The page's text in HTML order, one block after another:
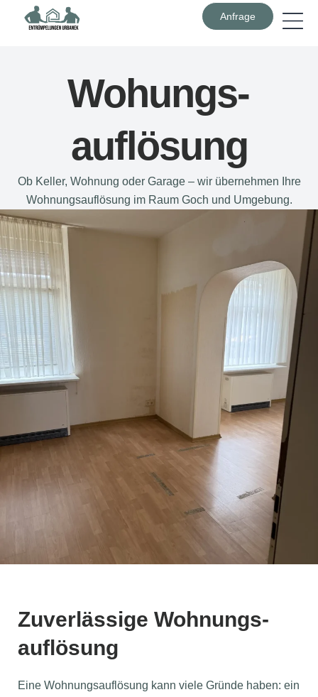
Anfrage
Wohungs­
auflösung
Ob Keller, Wohnung oder Garage – wir übernehmen Ihre
Wohnungsauflösung im Raum Goch und Umgebung.
Zuverlässige Wohnungs­
auflösung
Eine Wohnungsauflösung kann viele Gründe haben: ein